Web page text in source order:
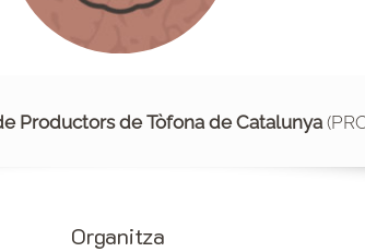
Productors de Tòfona de Catalunya
Organitza